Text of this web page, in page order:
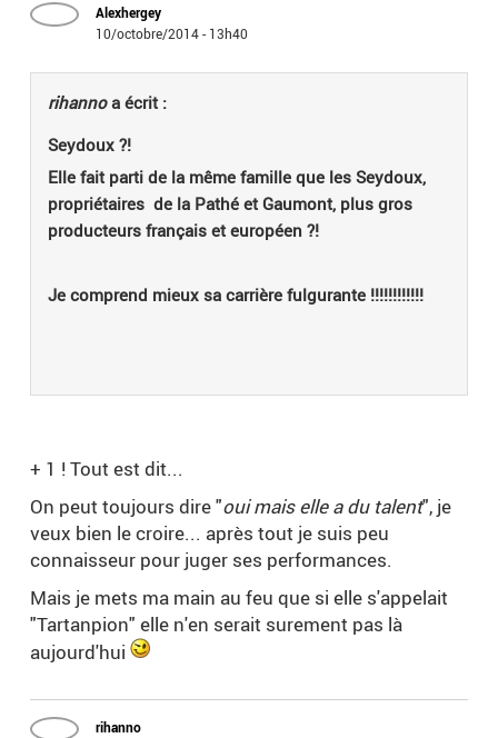
Alexhergey
10/octobre/2014 - 13h40
rihannoa écrit :
Seydoux ?!
Elle fait parti de la même famille que les Seydoux,
propriétaires de la Pathé et Gaumont, plus gros
producteurs français et européen ?!
Je comprend mieux sa carrière fulgurante !!!!!!!!!!!!
+ 1 ! Tout est dit...
On peut toujours dire "oui mais elle a du talent", je
veux bien le croire... après tout je suis peu
connaisseur pour juger ses performances.
Mais je mets ma main au feu que si elle s'appelait
"Tartanpion" elle n'en serait surement pas là
aujourd'hui
rihanno